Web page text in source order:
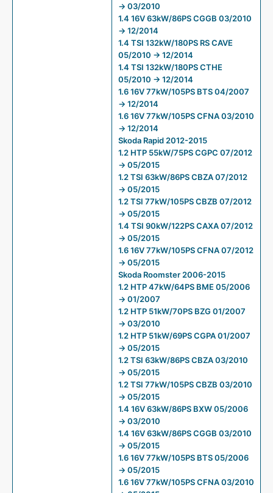
→ 03/2010
1.4 16V 63kW/86PS CGGB 03/2010
→ 12/2014
1.4 TSI 132kW/180PS RS CAVE
05/2010 → 12/2014
1.4 TSI 132kW/180PS CTHE
05/2010 → 12/2014
1.6 16V 77kW/105PS BTS 04/2007
→ 12/2014
1.6 16V 77kW/105PS CFNA 03/2010
→ 12/2014
Skoda Rapid 2012-2015
1.2 HTP 55kW/75PS CGPC 07/2012
→ 05/2015
1.2 TSI 63kW/86PS CBZA 07/2012
→ 05/2015
1.2 TSI 77kW/105PS CBZB 07/2012
→ 05/2015
1.4 TSI 90kW/122PS CAXA 07/2012
→ 05/2015
1.6 16V 77kW/105PS CFNA 07/2012
→ 05/2015
Skoda Roomster 2006-2015
1.2 HTP 47kW/64PS BME 05/2006
→ 01/2007
1.2 HTP 51kW/70PS BZG 01/2007
→ 03/2010
1.2 HTP 51kW/69PS CGPA 01/2007
→ 05/2015
1.2 TSI 63kW/86PS CBZA 03/2010
→ 05/2015
1.2 TSI 77kW/105PS CBZB 03/2010
→ 05/2015
1.4 16V 63kW/86PS BXW 05/2006
→ 03/2010
1.4 16V 63kW/86PS CGGB 03/2010
→ 05/2015
1.6 16V 77kW/105PS BTS 05/2006
→ 05/2015
1.6 16V 77kW/105PS CFNA 03/2010